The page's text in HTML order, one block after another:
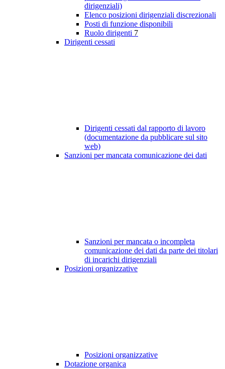
dirigenziali)
Elenco posizioni dirigenziali discrezionali
Posti di funzione disponibili
Ruolo dirigenti 7
Dirigenti cessati
Dirigenti cessati dal rapporto di lavoro
(documentazione da pubblicare sul sito
web)
Sanzioni per mancata comunicazione dei dati
Sanzioni per mancata o incompleta
comunicazione dei dati da parte dei titolari
di incarichi dirigenziali
Posizioni organizzative
Posizioni organizzative
Dotazione organica